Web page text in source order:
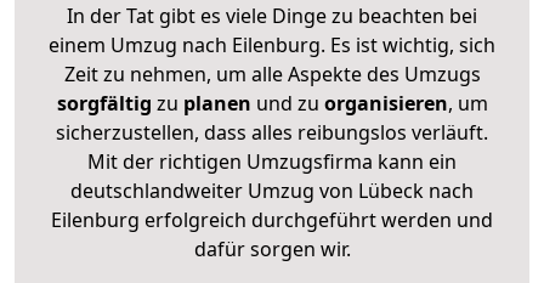
In der Tat gibt es viele Dinge zu beachten bei
einem Umzug nach Eilenburg. Es ist wichtig, sich
Zeit zu nehmen, um alle Aspekte des Umzugs
sorgfältig zu planen und zu organisieren, um
sicherzustellen, dass alles reibungslos verläuft.
Mit der richtigen Umzugsfirma kann ein
deutschlandweiter Umzug von Lübeck nach
Eilenburg erfolgreich durchgeführt werden und
dafür sorgen wir.